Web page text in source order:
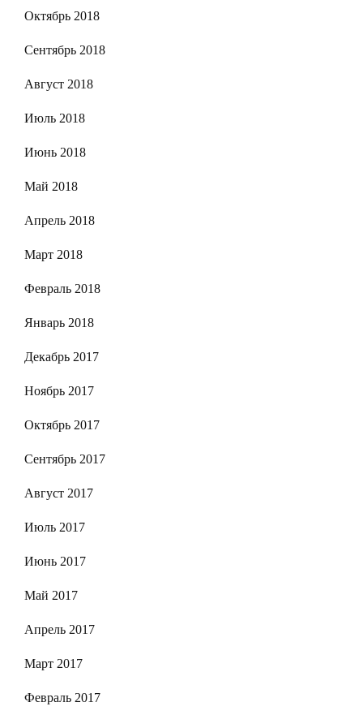
Октябрь 2018
Сентябрь 2018
Август 2018
Июль 2018
Июнь 2018
Май 2018
Апрель 2018
Март 2018
Февраль 2018
Январь 2018
Декабрь 2017
Ноябрь 2017
Октябрь 2017
Сентябрь 2017
Август 2017
Июль 2017
Июнь 2017
Май 2017
Апрель 2017
Март 2017
Февраль 2017